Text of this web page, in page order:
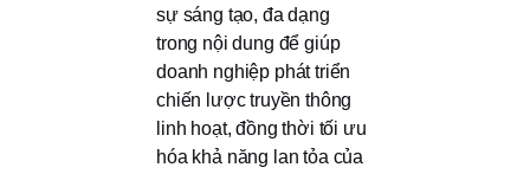
sự sáng tạo, đa dạng
trong nội dung để giúp
doanh nghiệp phát triển
chiến lược truyền thông
linh hoạt, đồng thời tối ưu
hóa khả năng lan tỏa của